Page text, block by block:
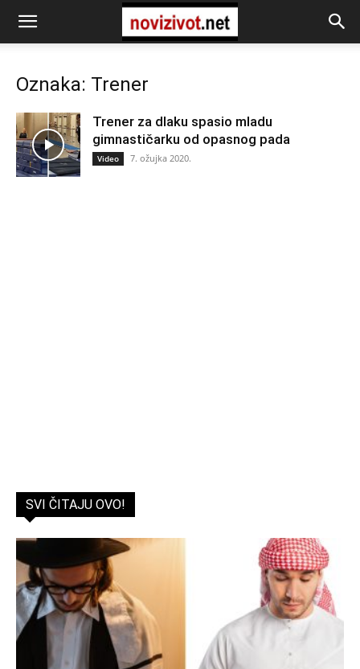
Oznaka: Trener
Trener za dlaku spasio mladu
gimnastičarku od opasnog pada
Video 7. ožujka 2020.
SVI ČITAJU OVO!